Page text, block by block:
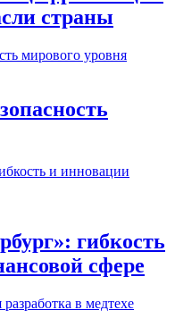
страны
гибкость
сфере